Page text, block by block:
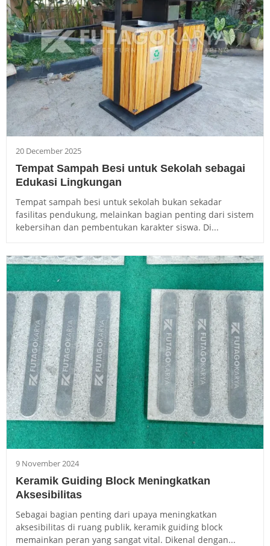
20 December 2025
Tempat Sampah Besi untuk Sekolah sebagai
Edukasi Lingkungan
Tempat sampah besi untuk sekolah bukan sekadar
fasilitas pendukung, melainkan bagian penting dari sistem
kebersihan dan pembentukan karakter siswa. Di...
9 November 2024
Keramik Guiding Block Meningkatkan
Aksesibilitas
Sebagai bagian penting dari upaya meningkatkan
aksesibilitas di ruang publik, keramik guiding block
memainkan peran yang sangat vital. Dikenal dengan...